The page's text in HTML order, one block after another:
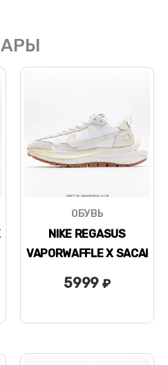
ОБУВЬ
NIKE REGASUS
VAPORWAFFLE X SACAI
5999₽